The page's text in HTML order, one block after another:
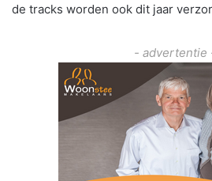
de tracks worden ook dit jaar
- advertentie